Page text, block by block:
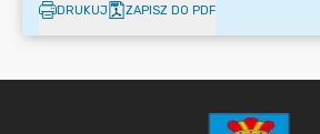
DRUKUJ ZAPISZ DO PDF